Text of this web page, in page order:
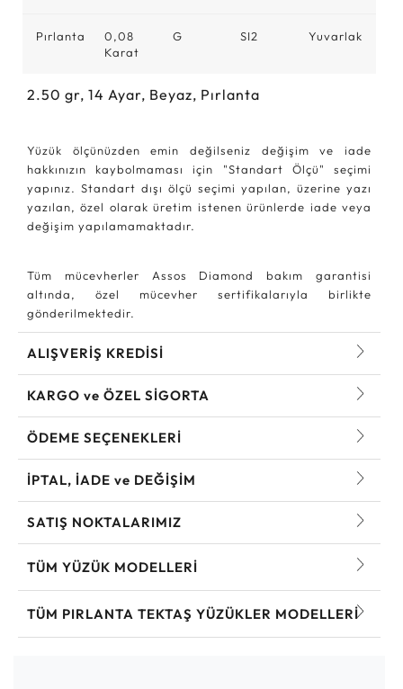
Pırlanta
0,08
Karat
G SI2 Yuvarlak
2.50 gr, 14 Ayar, Beyaz, Pırlanta
Yüzük ölçünüzden emin değilseniz değişim ve iade
hakkınızın kaybolmaması için "Standart Ölçü" seçimi
yapınız. Standart dışı ölçü seçimi yapılan, üzerine yazı
yazılan, özel olarak üretim istenen ürünlerde iade veya
değişim yapılamamaktadır.
Tüm mücevherler Assos Diamond bakım garantisi
altında, özel mücevher sertifikalarıyla birlikte
gönderilmektedir.
ALIŞVERİŞ KREDİSİ
KARGO ve ÖZEL SİGORTA
ÖDEME SEÇENEKLERİ
İPTAL, İADE ve DEĞİŞİM
SATIŞ NOKTALARIMIZ
TÜM YÜZÜK MODELLERI
TÜM PIRLANTA TEKTAŞ YÜZÜKLER MODELLERI